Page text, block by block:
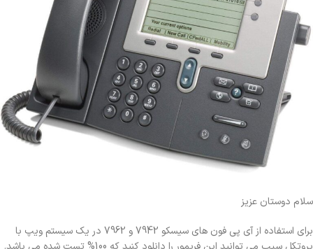
سلام دوستان عزیز
برای استفاده از آی پی فون های سیسکو 7942 و 7962 در یک سیستم ویپ با